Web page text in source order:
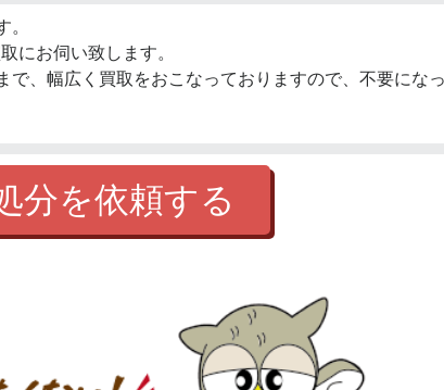
にお伺い致します。
、幅広く買取をおこなっておりますので、不要にな
分を依頼する